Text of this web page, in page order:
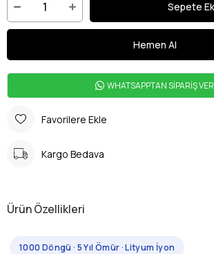
WHATSAPPTAN SİPARİŞ VER
Favorilere Ekle
Kargo Bedava
Ürün Özellikleri
1000 Döngü · 5 Yıl Ömür · Lityum İyon